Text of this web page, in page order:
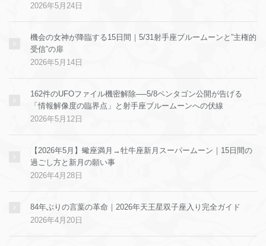
2026年5月24日
機会の女神が降臨する15日間｜5/31射手座ブルームーンと”主権的
受信”の扉
2026年5月14日
162件のUFOファイル機密解除──5/8ペンタゴン公開が告げる
「情報解像度の臨界点」と射手座ブルームーンへの伏線
2026年5月12日
【2026年5月】蠍座満月→牡牛座新月スーパームーン｜15日間の
過ごし方と新月の願い事
2026年4月28日
84年ぶりの言葉の革命｜2026年天王星双子座入り完全ガイド
2026年4月20日